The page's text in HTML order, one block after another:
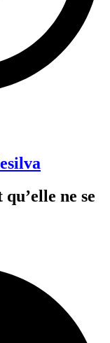
ne se